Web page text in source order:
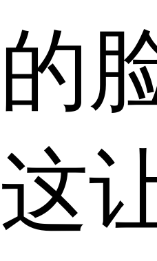
的
这